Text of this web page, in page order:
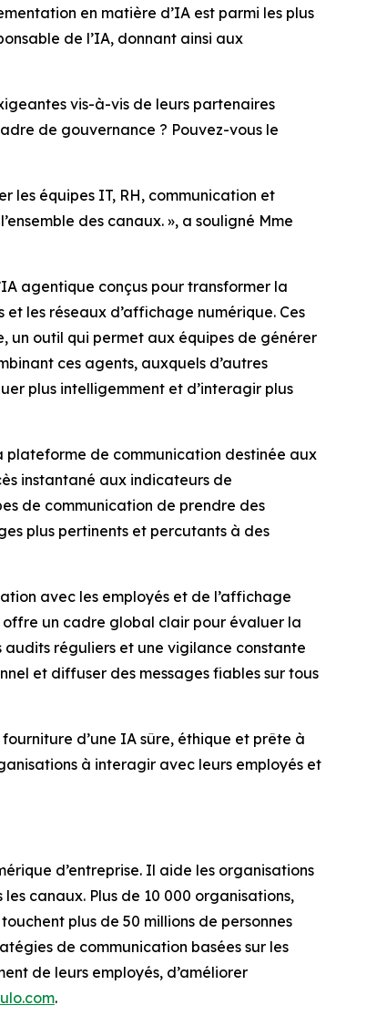
en matière d’IA est parmi les plus
de l’IA, donnant ainsi aux
vis-à-vis de leurs partenaires
de gouvernance ? Pouvez-vous le
les équipes IT, RH, communication et
des canaux. », a souligné Mme
agentique conçus pour transformer la
les réseaux d’affichage numérique. Ces
un outil qui permet aux équipes de générer
ces agents, auxquels d’autres
plus intelligemment et d’interagir plus
plateforme de communication destinée aux
instantané aux indicateurs de
de communication de prendre des
plus pertinents et percutants à des
avec les employés et de l’affichage
offre un cadre global clair pour évaluer la
réguliers et une vigilance constante
et diffuser des messages fiables sur tous
d’une IA sûre, éthique et prête à
à interagir avec leurs employés et
d’entreprise. Il aide les organisations
canaux. Plus de 10 000 organisations,
plus de 50 millions de personnes
de communication basées sur les
de leurs employés, d’améliorer
.